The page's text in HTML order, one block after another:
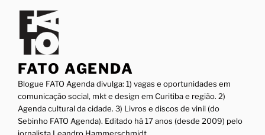
conteúdo
FATO AGENDA
Blogue FATO Agenda divulga: 1) vagas e oportunidades em
comunicação social, mkt e design em Curitiba e região. 2)
Agenda cultural da cidade. 3) Livros e discos de vinil (do
Sebinho FATO Agenda). Editado há 17 anos (desde 2009) pelo